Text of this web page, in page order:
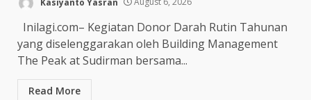
Inilagi.com– Kegiatan Donor Darah Rutin Tahunan
yang diselenggarakan oleh Building Management
The Peak at Sudirman bersama...
Read More